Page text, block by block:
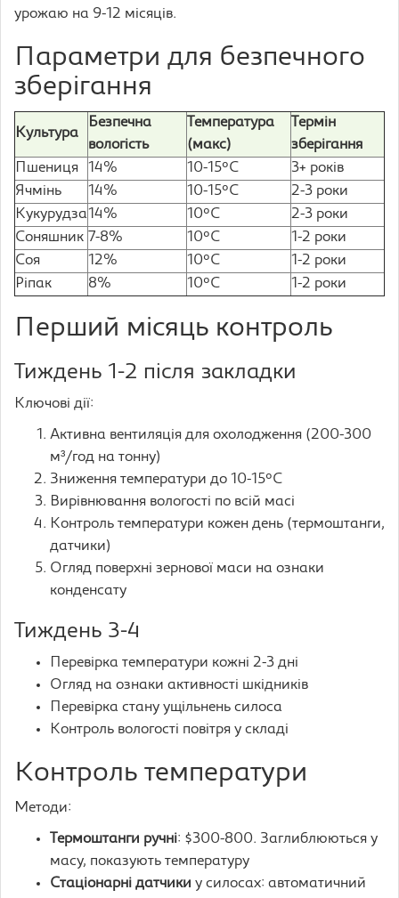
урожаю на 9-12 місяців.
Параметри для безпечного
зберігання
Культура
Безпечна
вологість
Температура
(макс)
Термін
зберігання
Пшениця
14% 10-15°C
3+ років
Ячмінь
14% 10-15°C
2-3 роки
Кукурудза14% 10°C
2-3 роки
Соняшник 7-8% 10°C
1-2 роки
Соя
12% 10°C
1-2 роки
Ріпак
8% 10°C 1-2 роки
Перший місяць контроль
Тиждень 1-2 після закладки
Ключові дії:
Активна вентиляція для охолодження (200-300
м³/год на тонну)
Зниження температури до 10-15°C
Вирівнювання вологості по всій масі
Контроль температури кожен день (термоштанги,
датчики)
Огляд поверхні зернової маси на ознаки
конденсату
Тиждень 3-4
Перевірка температури кожні 2-3 дні
Огляд на ознаки активності шкідників
Перевірка стану ущільнень силоса
Контроль вологості повітря у складі
Контроль температури
Методи:
Термоштанги ручні: $300-800. Заглиблюються у
масу, показують температуру
Стаціонарні датчики у силосах: автоматичний